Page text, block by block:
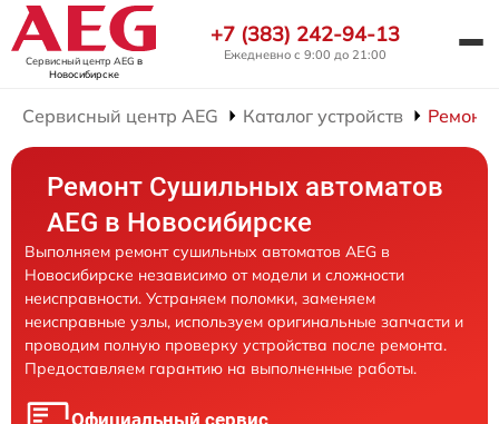
Сервисный центр AEG в
Новосибирске
+7 (383) 242-94-13
Ежедневно с 9:00 до 21:00
Сервисный центр AEG Каталог устройств Ремонт
Ремонт Сушильных автоматов
AEG в Новосибирске
Выполняем ремонт сушильных автоматов AEG в
Новосибирске независимо от модели и сложности
неисправности. Устраняем поломки, заменяем
неисправные узлы, используем оригинальные запчасти и
проводим полную проверку устройства после ремонта.
Предоставляем гарантию на выполненные работы.
Официальный сервис